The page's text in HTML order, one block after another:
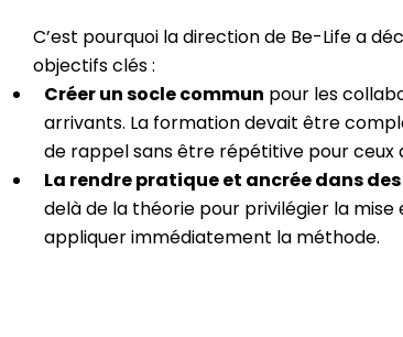
C’est pourquoi la direction de Be-Life a
objectifs clés :
Créer un socle commun pour les
arrivants. La formation devait être
de rappel sans être répétitive pour ceux
La rendre pratique et ancrée dans
delà de la théorie pour privilégier la
appliquer immédiatement la méthode.